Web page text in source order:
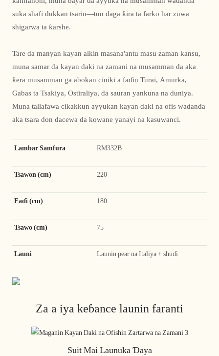
suka shafi dukkan tsarin—tun daga ƙira ta farko har zuwa
shigarwa ta ƙarshe.
Tare da manyan kayan aikin masana'antu masu zaman kansu,
muna samar da kayan daki na zamani na musamman da aka
ƙera musamman ga abokan ciniki a faɗin Turai, Amurka,
Gabas ta Tsakiya, Ostiraliya, da sauran yankuna na duniya.
Muna tallafawa cikakkun ayyukan kayan daki na ofis waɗanda
aka tsara don dacewa da kowane yanayi na kasuwanci.
Lambar Samfura RM332B
Tsawon (cm) 220
Faɗi (cm) 180
Tsawo (cm) 75
Launi Launin pear na Italiya + shuɗi
Za a iya keɓance launin faranti
Suit Mai Launuka Ɗaya